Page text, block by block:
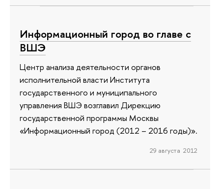
Информационный город во главе с
ВШЭ
Центр анализа деятельности органов
исполнительной власти Института
государственного и муниципального
управления ВШЭ возглавил Дирекцию
государственной программы Москвы
«Информационный город (2012 – 2016 годы)».
29 августа 2012